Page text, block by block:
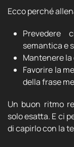
Ecco perché
Prevedere
semantica e
Mantenere
Favorire la
della frase
Un buon ritmo
solo esatta. E ci
di capirlo con la